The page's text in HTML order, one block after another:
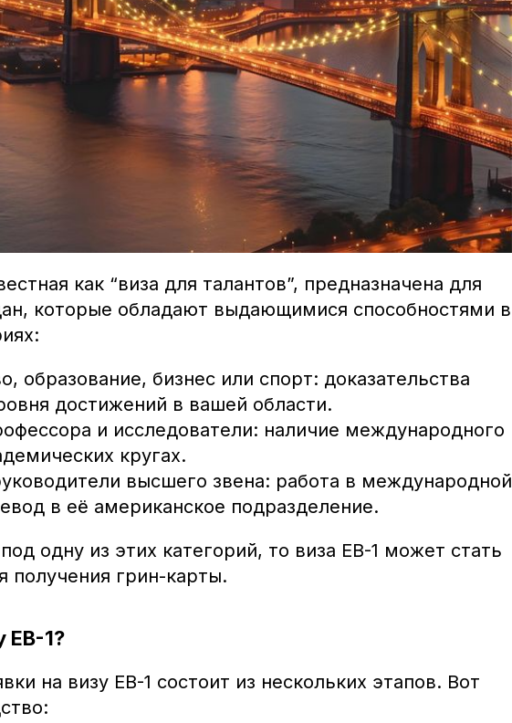
как “виза для талантов”, предназначена для
которые обладают выдающимися способностями в
образование, бизнес или спорт: доказательства
достижений в вашей области.
и исследователи: наличие международного
кругах.
высшего звена: работа в международной
в её американское подразделение.
одну из этих категорий, то виза EB-1 может стать
грин-карты.
EB-1?
на визу EB-1 состоит из нескольких этапов. Вот